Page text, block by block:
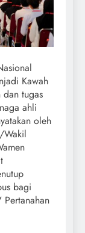
Kawah
tugas
ahli
oleh
Wakil
bagi
Pertanahan